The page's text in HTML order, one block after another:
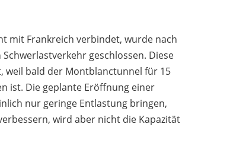
mit Frankreich verbindet, wurde nach
geschlossen. Diese
weil bald der Montblanctunnel für 15
ist. Die geplante Eröffnung einer
nur geringe Entlastung bringen,
wird aber nicht die Kapazität